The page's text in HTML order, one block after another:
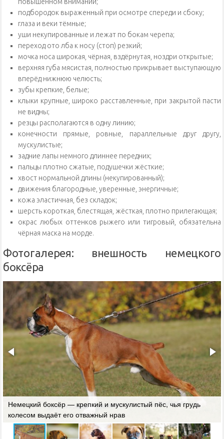
подбородок выраженный при осмотре спереди и сбоку;
глаза и веки тёмные;
уши некупированные и лежат по бокам черепа;
переход ото лба к носу (стоп) резкий;
мочка носа широкая, чёрная, вздёрнутая, ноздри открытые;
верхняя губа мясистая, полностью прикрывает выступающую
вперёд нижнюю челюсть;
зубы крепкие, белые;
клыки крупные, широко расставленные, при закрытой пасти
не видны;
резцы располагаются в одну линию;
конечности прямые, ровные, параллельные друг другу,
мускулистые;
задние лапы немного длиннее передних;
пальцы плотно сжатые, подушечки жёсткие;
хвост нормальной длины (некупированный);
движения благородные, уверенные, энергичные;
кожа эластичная, без складок;
шерсть короткая, блестящая, жёсткая, плотно прилегающая;
окрас любых оттенков рыжего или тигровый, обязательна
чёрная маска на морде.
Фотогалерея: внешность немецкого
боксёра
Немецкий боксёр — крепкий и мускулистый пёс, чья грудь
колесом выдаёт его отважный нрав